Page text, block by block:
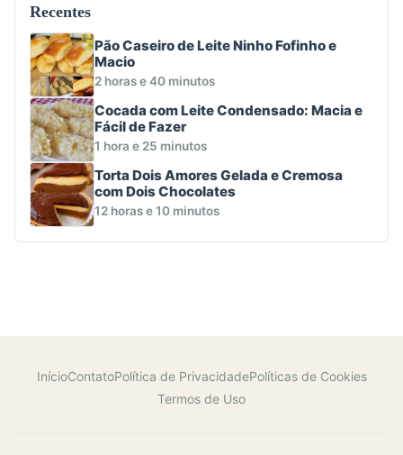
Recentes
Pão Caseiro de Leite Ninho Fofinho e
Macio
2 horas e 40 minutos
Cocada com Leite Condensado: Macia e
Fácil de Fazer
1 hora e 25 minutos
Torta Dois Amores Gelada e Cremosa
com Dois Chocolates
12 horas e 10 minutos
InícioContatoPolítica de PrivacidadePolíticas de Cookies
Termos de Uso